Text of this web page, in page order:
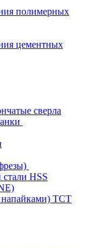
полимерных
цементных
сверла
HSS
напайками) ТСТ